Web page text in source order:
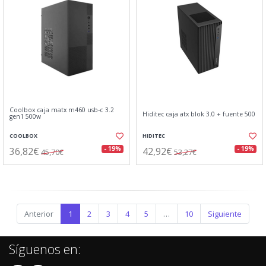
Coolbox caja matx m460 usb-c 3.2
gen1 500w
COOLBOX
36,82€ 45,70€ - 19%
Hiditec caja atx blok 3.0 + fuente 500
HIDITEC
42,92€ 53,27€ - 19%
Anterior 1 2 3 4 5 … 10 Siguiente
Síguenos en: